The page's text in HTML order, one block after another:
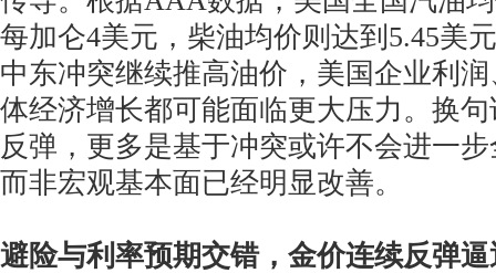
每加仑4美元，柴油均价则达到5.45美
中东冲突继续推高油价，美国企业利
体经济增长都可能面临更大压力。换
反弹，更多是基于冲突或许不会进一
而非宏观基本面已经明显改善。
避险与利率预期交错，金价连续反弹逼